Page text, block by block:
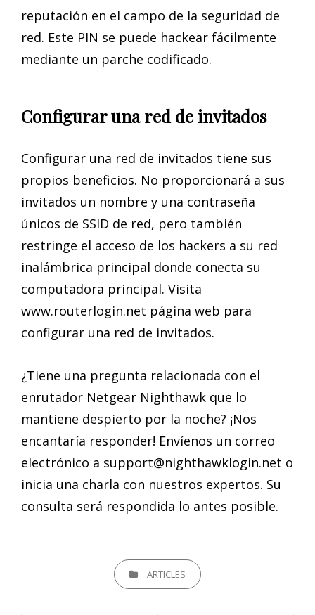
reputación en el campo de la seguridad de
red. Este PIN se puede hackear fácilmente
mediante un parche codificado.
Configurar una red de invitados
Configurar una red de invitados tiene sus
propios beneficios. No proporcionará a sus
invitados un nombre y una contraseña
únicos de SSID de red, pero también
restringe el acceso de los hackers a su red
inalámbrica principal donde conecta su
computadora principal. Visita
www.routerlogin.net página web para
configurar una red de invitados.
¿Tiene una pregunta relacionada con el
enrutador Netgear Nighthawk que lo
mantiene despierto por la noche? ¡Nos
encantaría responder! Envíenos un correo
electrónico a support@nighthawklogin.net o
inicia una charla con nuestros expertos. Su
consulta será respondida lo antes posible.
CATEGORIESARTICLES